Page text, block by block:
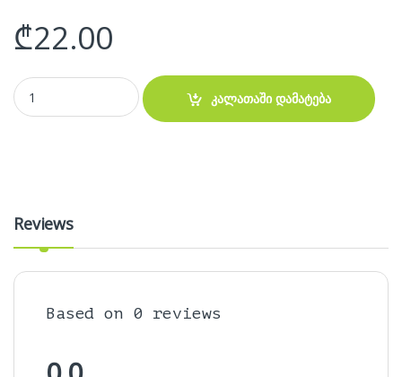
₾22.00
VR BOX 3D Virtual Glasses For Smartphone VRBOX - regular
კალათაში დამატება
Reviews
Based on 0 reviews